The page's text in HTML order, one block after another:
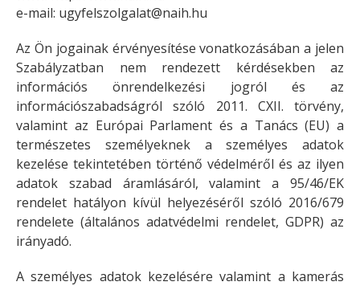
e-mail: ugyfelszolgalat@naih.hu
Az Ön jogainak érvényesítése vonatkozásában a jelen
Szabályzatban nem rendezett kérdésekben az
információs önrendelkezési jogról és az
információszabadságról szóló 2011. CXII. törvény,
valamint az Európai Parlament és a Tanács (EU) a
természetes személyeknek a személyes adatok
kezelése tekintetében történő védelméről és az ilyen
adatok szabad áramlásáról, valamint a 95/46/EK
rendelet hatályon kívül helyezéséről szóló 2016/679
rendelete (általános adatvédelmi rendelet, GDPR) az
irányadó.
A személyes adatok kezelésére valamint a kamerás